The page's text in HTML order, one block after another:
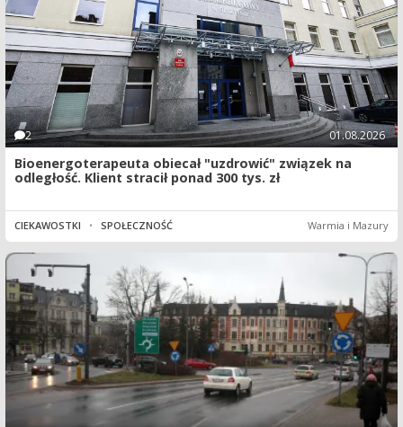
2 01.08.2026
Bioenergoterapeuta obiecał "uzdrowić" związek na
odległość. Klient stracił ponad 300 tys. zł
CIEKAWOSTKI • SPOŁECZNOŚĆ Warmia i Mazury